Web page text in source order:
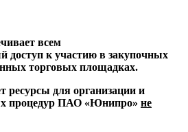
всем
доступ к участию в закупочных
торговых площадках.
ресурсы для организации и
процедур ПАО «Юнипро» не